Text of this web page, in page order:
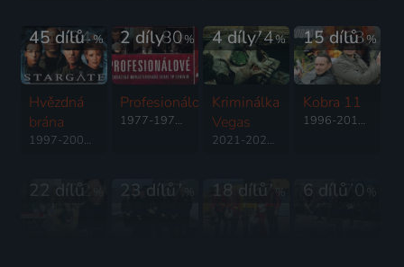
84%
45 dílů
Hvězdná
brána
1997-2007 | USA | Akční, Dobrodružný, Drama, Science Fiction
80%
2 díly
Profesionálové
1977-1978 | Velká Británie | Akční, Komedie, Krimi
74%
4 díly
Kriminálka
Vegas
2021-2023 | USA | Krimi, Akční, Dobrodružný, Drama, Mysteriózní, Thriller
63%
15 dílů
Kobra 11
1996-2016 | Německo | Akční, Dobrodružný, Drama, Krimi, Thriller
72
22 dílů 67
23 dílů 67
18 dílů 70
6 dílů